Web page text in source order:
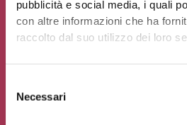
pubblicità e social media, i quali
con altre informazioni che ha
raccolto dal suo utilizzo dei loro
delNecessari
Seleziona un'opzione